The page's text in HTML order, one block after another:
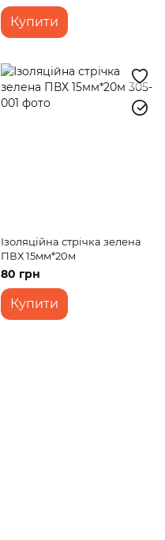
Купити
Ізоляційна стрічка зелена
ПВХ 15мм*20м
80 грн
Купити